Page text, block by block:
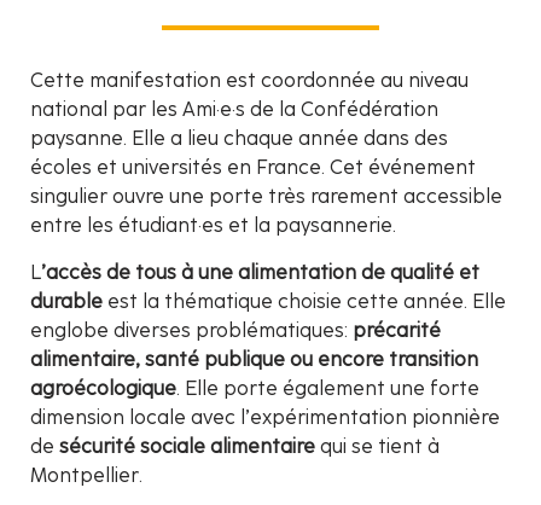
Cette manifestation est coordonnée au niveau
national par les Ami·e·s de la Confédération
paysanne. Elle a lieu chaque année dans des
écoles et universités en France. Cet événement
singulier ouvre une porte très rarement accessible
entre les étudiant·es et la paysannerie.
L’accès de tous à une alimentation de qualité et
durable est la thématique choisie cette année. Elle
englobe diverses problématiques: précarité
alimentaire, santé publique ou encore transition
agroécologique. Elle porte également une forte
dimension locale avec l’expérimentation pionnière
de sécurité sociale alimentaire qui se tient à
Montpellier.